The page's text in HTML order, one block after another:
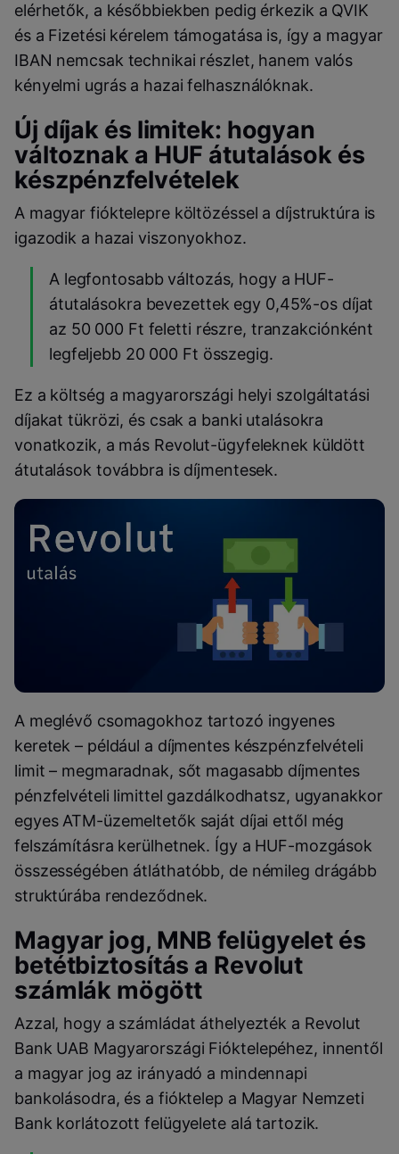
elérhetők, a későbbiekben pedig érkezik a QVIK
és a Fizetési kérelem támogatása is, így a magyar
IBAN nemcsak technikai részlet, hanem valós
kényelmi ugrás a hazai felhasználóknak.
Új díjak és limitek: hogyan
változnak a HUF átutalások és
készpénzfelvételek
A magyar fióktelepre költözéssel a díjstruktúra is
igazodik a hazai viszonyokhoz.
A legfontosabb változás, hogy a HUF-
átutalásokra bevezettek egy 0,45%-os díjat
az 50 000 Ft feletti részre, tranzakciónként
legfeljebb 20 000 Ft összegig.
Ez a költség a magyarországi helyi szolgáltatási
díjakat tükrözi, és csak a banki utalásokra
vonatkozik, a más Revolut-ügyfeleknek küldött
átutalások továbbra is díjmentesek.
A meglévő csomagokhoz tartozó ingyenes
keretek – például a díjmentes készpénzfelvételi
limit – megmaradnak, sőt magasabb díjmentes
pénzfelvételi limittel gazdálkodhatsz, ugyanakkor
egyes ATM-üzemeltetők saját díjai ettől még
felszámításra kerülhetnek. Így a HUF-mozgások
összességében átláthatóbb, de némileg drágább
struktúrába rendeződnek.
Magyar jog, MNB felügyelet és
betétbiztosítás a Revolut
számlák mögött
Azzal, hogy a számládat áthelyezték a Revolut
Bank UAB Magyarországi Fióktelepéhez, innentől
a magyar jog az irányadó a mindennapi
bankolásodra, és a fióktelep a Magyar Nemzeti
Bank korlátozott felügyelete alá tartozik.